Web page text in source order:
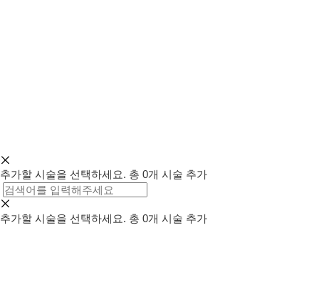
추가할 시술을 선택하세요. 총 0개 시술 추가
추가할 시술을 선택하세요. 총 0개 시술 추가